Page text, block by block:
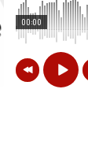
00:00